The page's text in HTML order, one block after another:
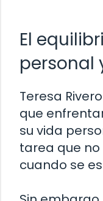
El
personal
Teresa
que
su vida
tarea que
cuando se